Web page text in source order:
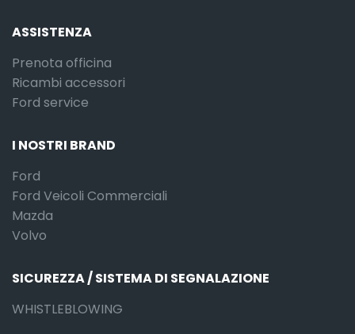
ASSISTENZA
Prenota officina
Ricambi accessori
Ford service
I NOSTRI BRAND
Ford
Ford Veicoli Commerciali
Mazda
Volvo
SICUREZZA / SISTEMA DI SEGNALAZIONE
WHISTLEBLOWING